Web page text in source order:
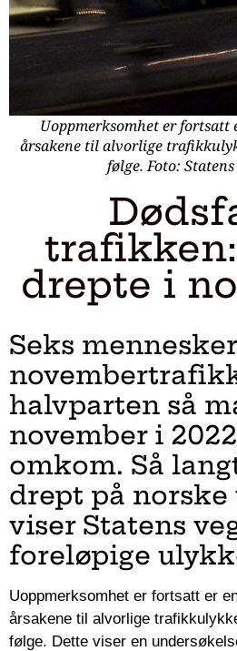
Uoppmerksomhet er fortsatt
årsakene til alvorlige
følge. Foto:
drepte i
Seks
halvparten så
november i
omkom. Så
drept på norske
viser Statens
foreløpige
Uoppmerksomhet er fortsatt er
årsakene til alvorlige
følge. Dette viser en